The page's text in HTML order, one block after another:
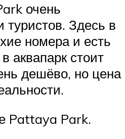
очень
туристов. Здесь в
номера и есть
аквапарк стоит
дешёво, но цена
Pattaya Park.